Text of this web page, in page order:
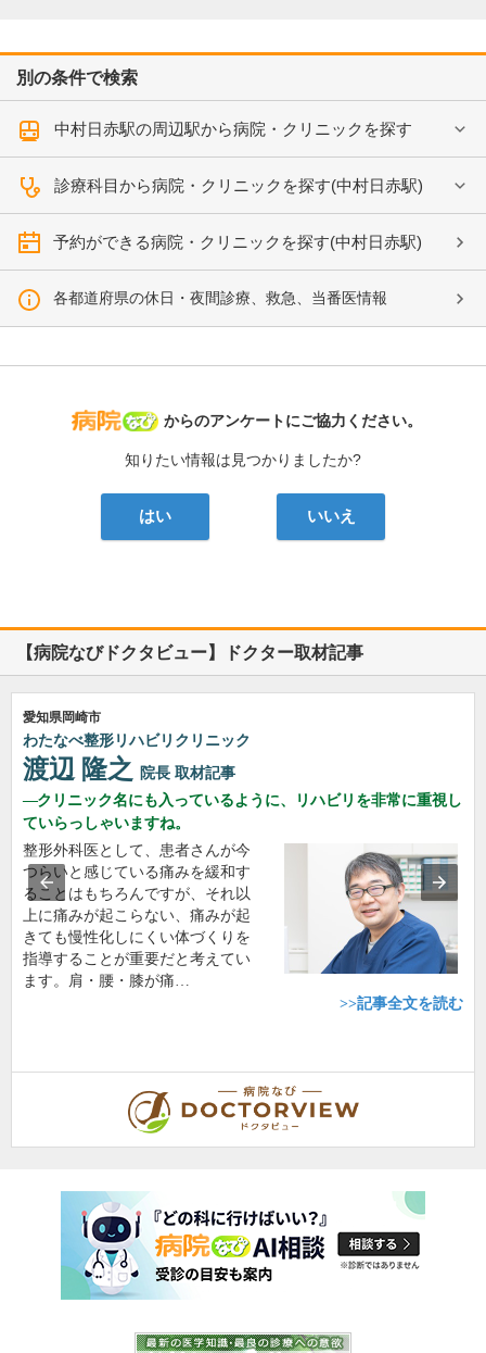
別の条件で検索
中村日赤駅の周辺駅から病院・クリニックを探す
診療科目から病院・クリニックを探す(中村日赤駅)
予約ができる病院・クリニックを探す(中村日赤駅)
各都道府県の休日・夜間診療、救急、当番医情報
病院なび
からのアンケートにご協力ください。
知りたい情報は見つかりましたか?
はい いいえ
【病院なびドクタビュー】ドクター取材記事
愛知県岡崎市
わたなべ整形リハビリクリニック
渡辺 隆之 院長 取材記事
クリニック名にも入っているように、リハビリを非常に重視し
ていらっしゃいますね。
整形外科医として、患者さんが今
つらいと感じている痛みを緩和す
ることはもちろんですが、それ以
上に痛みが起こらない、痛みが起
きても慢性化しにくい体づくりを
指導することが重要だと考えてい
ます。肩・腰・膝が痛…
>>記事全文を読む